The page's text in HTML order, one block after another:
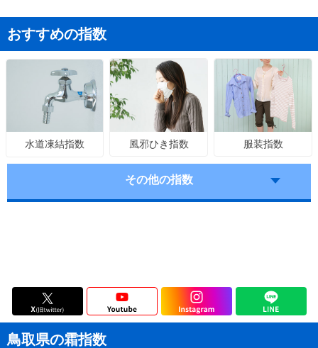
おすすめの指数
水道凍結指数 風邪ひき指数 服装指数
その他の指数
鳥取県の霜指数